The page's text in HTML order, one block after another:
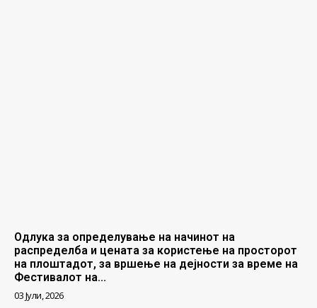
Одлука за определување на начинот на
распределба и цената за користење на просторот
на плоштадот, за вршење на дејности за време на
Фестивалот на...
03 Јули, 2026